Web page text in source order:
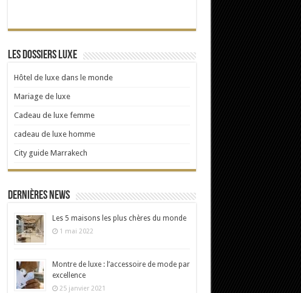
Les dossiers Luxe
Hôtel de luxe dans le monde
Mariage de luxe
Cadeau de luxe femme
cadeau de luxe homme
City guide Marrakech
Dernières news
Les 5 maisons les plus chères du monde
1 mai 2022
Montre de luxe : l’accessoire de mode par
excellence
25 janvier 2021